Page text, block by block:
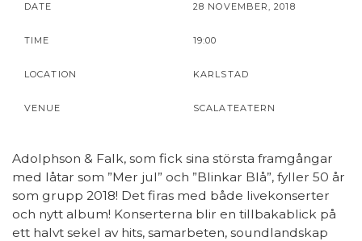
DATE 28 NOVEMBER, 2018
TIME 19:00
LOCATION KARLSTAD
VENUE SCALATEATERN
Adolphson & Falk, som fick sina största framgångar
med låtar som ”Mer jul” och ”Blinkar Blå”, fyller 50 år
som grupp 2018! Det firas med både livekonserter
och nytt album! Konserterna blir en tillbakablick på
ett halvt sekel av hits, samarbeten, soundlandskap